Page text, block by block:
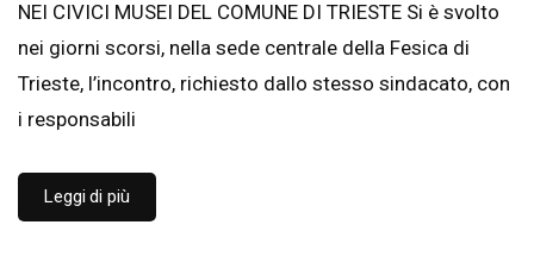
NEI CIVICI MUSEI DEL COMUNE DI TRIESTE Si è svolto
nei giorni scorsi, nella sede centrale della Fesica di
Trieste, l’incontro, richiesto dallo stesso sindacato, con
i responsabili
Leggi di più